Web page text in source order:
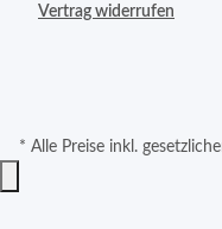
Vertrag widerrufen
* Alle Preise inkl.